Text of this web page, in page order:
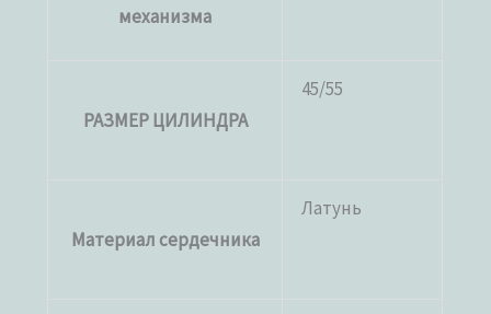
механизма
РАЗМЕР ЦИЛИНДРА
45/55
Материал сердечника
Латунь